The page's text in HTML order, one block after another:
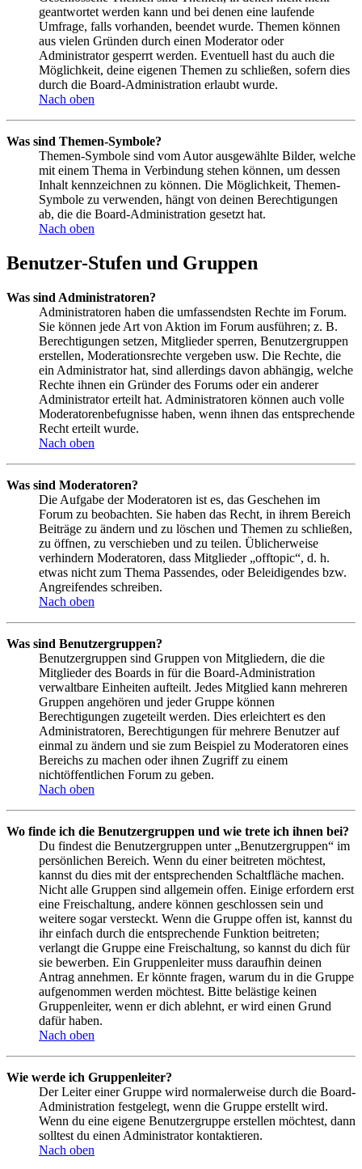
geantwortet werden kann und bei denen eine laufende
Umfrage, falls vorhanden, beendet wurde. Themen können
aus vielen Gründen durch einen Moderator oder
Administrator gesperrt werden. Eventuell hast du auch die
Möglichkeit, deine eigenen Themen zu schließen, sofern dies
durch die Board-Administration erlaubt wurde.
Nach oben
Was sind Themen-Symbole?
Themen-Symbole sind vom Autor ausgewählte Bilder, welche
mit einem Thema in Verbindung stehen können, um dessen
Inhalt kennzeichnen zu können. Die Möglichkeit, Themen-
Symbole zu verwenden, hängt von deinen Berechtigungen
ab, die die Board-Administration gesetzt hat.
Nach oben
Benutzer-Stufen und Gruppen
Was sind Administratoren?
Administratoren haben die umfassendsten Rechte im Forum.
Sie können jede Art von Aktion im Forum ausführen; z. B.
Berechtigungen setzen, Mitglieder sperren, Benutzergruppen
erstellen, Moderationsrechte vergeben usw. Die Rechte, die
ein Administrator hat, sind allerdings davon abhängig, welche
Rechte ihnen ein Gründer des Forums oder ein anderer
Administrator erteilt hat. Administratoren können auch volle
Moderatorenbefugnisse haben, wenn ihnen das entsprechende
Recht erteilt wurde.
Nach oben
Was sind Moderatoren?
Die Aufgabe der Moderatoren ist es, das Geschehen im
Forum zu beobachten. Sie haben das Recht, in ihrem Bereich
Beiträge zu ändern und zu löschen und Themen zu schließen,
zu öffnen, zu verschieben und zu teilen. Üblicherweise
verhindern Moderatoren, dass Mitglieder „offtopic“, d. h.
etwas nicht zum Thema Passendes, oder Beleidigendes bzw.
Angreifendes schreiben.
Nach oben
Was sind Benutzergruppen?
Benutzergruppen sind Gruppen von Mitgliedern, die die
Mitglieder des Boards in für die Board-Administration
verwaltbare Einheiten aufteilt. Jedes Mitglied kann mehreren
Gruppen angehören und jeder Gruppe können
Berechtigungen zugeteilt werden. Dies erleichtert es den
Administratoren, Berechtigungen für mehrere Benutzer auf
einmal zu ändern und sie zum Beispiel zu Moderatoren eines
Bereichs zu machen oder ihnen Zugriff zu einem
nichtöffentlichen Forum zu geben.
Nach oben
Wo finde ich die Benutzergruppen und wie trete ich ihnen bei?
Du findest die Benutzergruppen unter „Benutzergruppen“ im
persönlichen Bereich. Wenn du einer beitreten möchtest,
kannst du dies mit der entsprechenden Schaltfläche machen.
Nicht alle Gruppen sind allgemein offen. Einige erfordern erst
eine Freischaltung, andere können geschlossen sein und
weitere sogar versteckt. Wenn die Gruppe offen ist, kannst du
ihr einfach durch die entsprechende Funktion beitreten;
verlangt die Gruppe eine Freischaltung, so kannst du dich für
sie bewerben. Ein Gruppenleiter muss daraufhin deinen
Antrag annehmen. Er könnte fragen, warum du in die Gruppe
aufgenommen werden möchtest. Bitte belästige keinen
Gruppenleiter, wenn er dich ablehnt, er wird einen Grund
dafür haben.
Nach oben
Wie werde ich Gruppenleiter?
Der Leiter einer Gruppe wird normalerweise durch die Board-
Administration festgelegt, wenn die Gruppe erstellt wird.
Wenn du eine eigene Benutzergruppe erstellen möchtest, dann
solltest du einen Administrator kontaktieren.
Nach oben